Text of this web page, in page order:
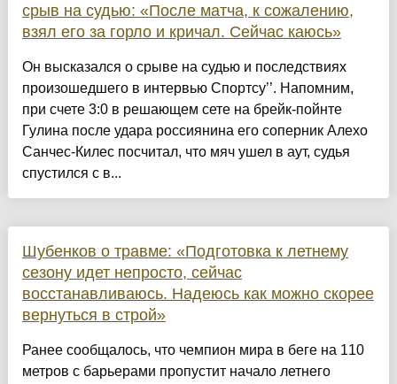
срыв на судью: «После матча, к сожалению,
взял его за горло и кричал. Сейчас каюсь»
Он высказался о срыве на судью и последствиях
произошедшего в интервью Спортсу’’. Напомним,
при счете 3:0 в решающем сете на брейк-пойнте
Гулина после удара россиянина его соперник Алехо
Санчес-Килес посчитал, что мяч ушел в аут, судья
спустился с в...
Шубенков о травме: «Подготовка к летнему
сезону идет непросто, сейчас
восстанавливаюсь. Надеюсь как можно скорее
вернуться в строй»
Ранее сообщалось, что чемпион мира в беге на 110
метров с барьерами пропустит начало летнего